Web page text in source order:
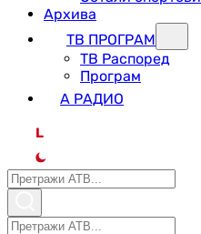
Архива
ТВ ПРОГРАМ
ТВ Распоред
Програм
А РАДИО
L